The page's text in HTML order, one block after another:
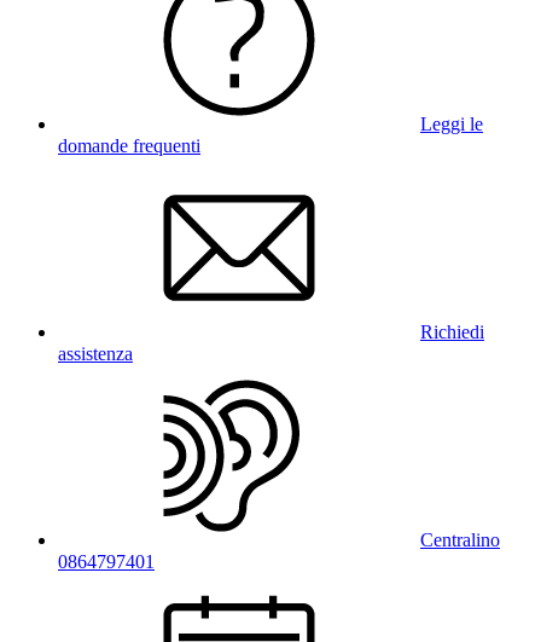
Leggi le
domande frequenti
Richiedi
assistenza
Centralino
0864797401